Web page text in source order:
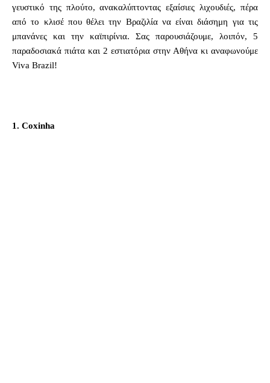
γευστικό της πλούτο, ανακαλύπτοντας εξαίσιες λιχουδιές, πέρα
από το κλισέ που θέλει την Βραζιλία να είναι διάσημη για τις
μπανάνες και την καϊπιρίνια. Σας παρουσιάζουμε, λοιπόν, 5
παραδοσιακά πιάτα και 2 εστιατόρια στην Αθήνα κι αναφωνούμε
Viva Brazil!
1. Coxinha